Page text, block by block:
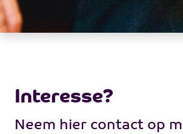
Interesse?
​​​​​​​Neem hier contact op